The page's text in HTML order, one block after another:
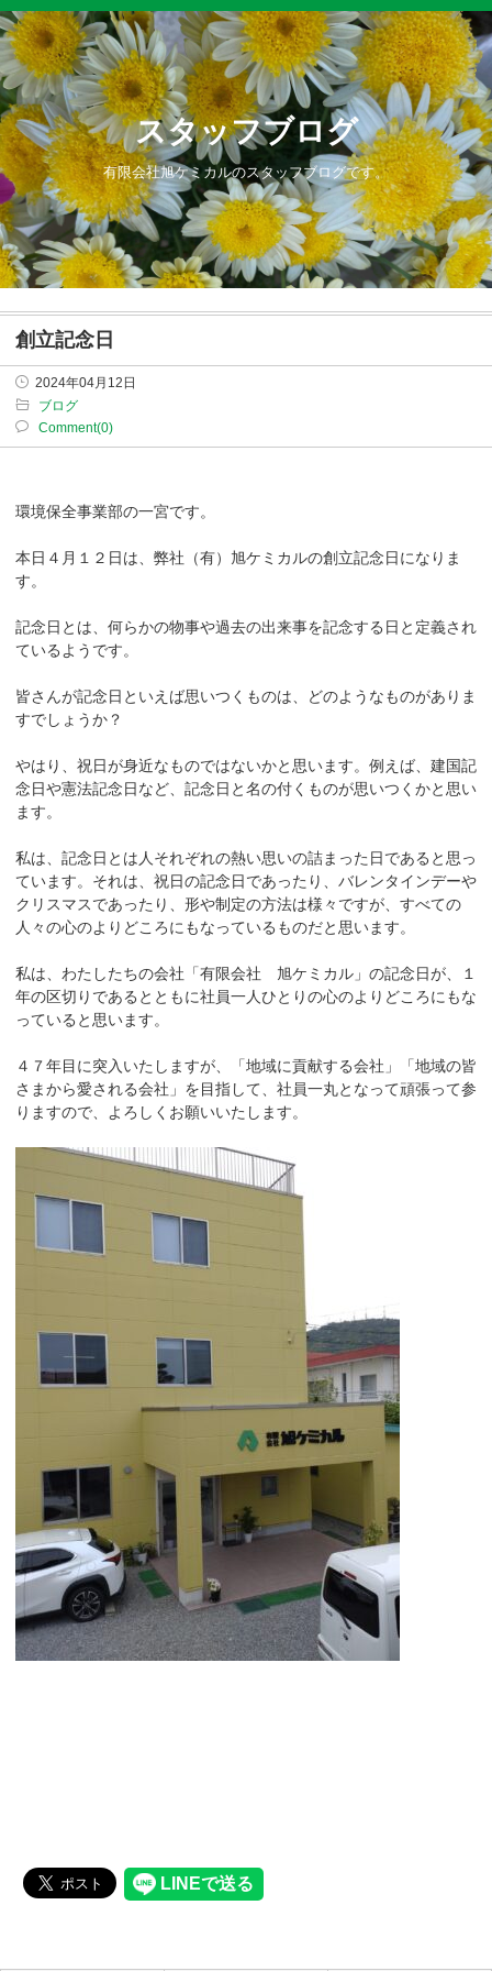
スタッフブログ
有限会社旭ケミカルのスタッフブログです。
創立記念日
2024年04月12日
ブログ
Comment(0)
環境保全事業部の一宮です。
本日４月１２日は、弊社（有）旭ケミカルの創立記念日になりま
す。
記念日とは、何らかの物事や過去の出来事を記念する日と定義され
ているようです。
皆さんが記念日といえば思いつくものは、どのようなものがありま
すでしょうか？
やはり、祝日が身近なものではないかと思います。例えば、建国記
念日や憲法記念日など、記念日と名の付くものが思いつくかと思い
ます。
私は、記念日とは人それぞれの熱い思いの詰まった日であると思っ
ています。それは、祝日の記念日であったり、バレンタインデーや
クリスマスであったり、形や制定の方法は様々ですが、すべての
人々の心のよりどころにもなっているものだと思います。
私は、わたしたちの会社「有限会社 旭ケミカル」の記念日が、１
年の区切りであるとともに社員一人ひとりの心のよりどころにもな
っていると思います。
４７年目に突入いたしますが、「地域に貢献する会社」「地域の皆
さまから愛される会社」を目指して、社員一丸となって頑張って参
りますので、よろしくお願いいたします。